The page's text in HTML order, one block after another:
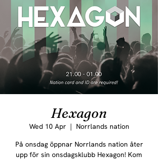
Hexagon
Wed 10 Apr
  |
Norrlands nation
På onsdag öppnar Norrlands nation åter
upp för sin onsdagsklubb Hexagon! Kom